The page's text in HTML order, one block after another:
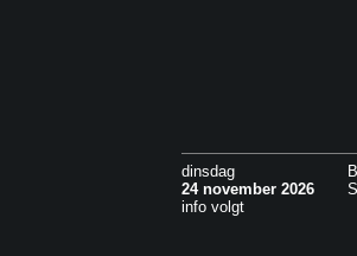
dinsdag
24 november 2026
info volgt